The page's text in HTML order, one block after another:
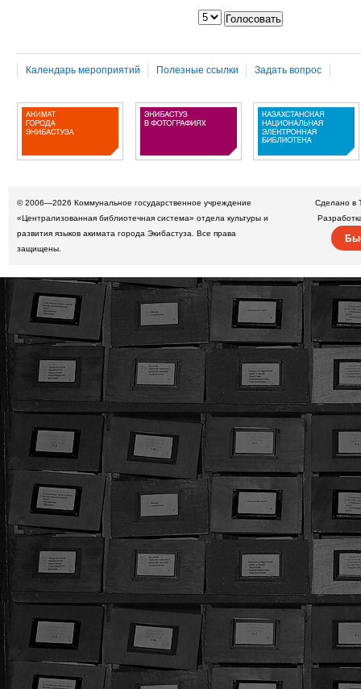
Календарь мероприятий Полезные ссылки Задать вопрос
© 2006—2026 Коммунальное государственное учреждение
«Централизованная библиотечная система» отдела культуры и
развития языков акимата города Экибастуза. Все права
защищены.
Сделано в